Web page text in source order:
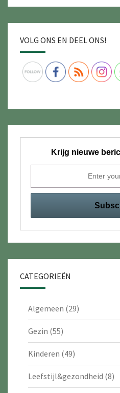
VOLG ONS EN DEEL ONS!
Krijg nieuwe
CATEGORIEËN
Algemeen (29)
Gezin (55)
Kinderen (49)
Leefstijl&gezondheid (8)